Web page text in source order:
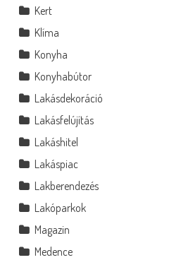
Kert
Klíma
Konyha
Konyhabútor
Lakásdekoráció
Lakásfelújítás
Lakáshitel
Lakáspiac
Lakberendezés
Lakóparkok
Magazin
Medence